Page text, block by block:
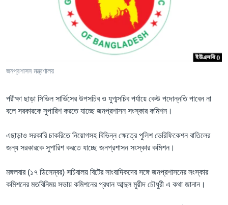
Learning English
অন্য ভাষায় ওয়েব সাইট
জনপ্রশাসন মন্ত্রণালয়
পরীক্ষা ছাড়া সিভিল সার্ভিসের উপসচিব ও যুগ্মসচিব পর্যায়ে কেউ পদোন্নতি পাবেন না
বলে সরকারকে সুপারিশ করতে যাচ্ছে জনপ্রশাসন সংস্কার কমিশন।
এছাড়াও সরকারি চাকরিতে নিয়োগসহ বিভিন্ন ক্ষেত্রে পুলিশ ভেরিফিকেশন বাতিলের
জন্য সরকারকে সুপারিশ করতে যাচ্ছে জনপ্রশাসন সংস্কার কমিশন।
মঙ্গলবার (১৭ ডিসেম্বর) সচিবালয় বিটের সাংবাদিকদের সঙ্গে জনপ্রশাসনের সংস্কার
কমিশনের মতবিনিময় সভায় কমিশনের প্রধান আব্দুল মুয়ীদ চৌধুরী এ কথা জানান।